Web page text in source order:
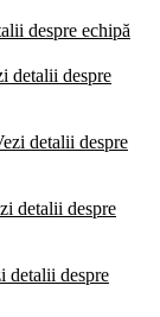
despre echipă
detalii despre
detalii despre
detalii despre
detalii despre